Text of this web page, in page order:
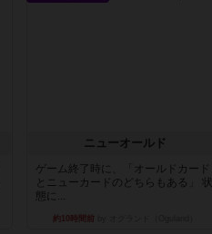
ニューオールド
ゲーム終了時に、「オールドカード
とニューカードのどちらもある」 状
態に...
約10時間前